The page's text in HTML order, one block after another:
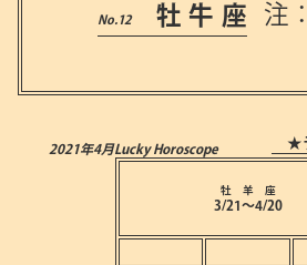
牡牛座 注
2021年4月Lucky Horoscope ★
牡 羊 座
3/21～4/20